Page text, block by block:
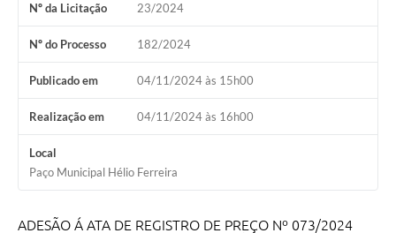
Nº da Licitação 23/2024
Nº do Processo 182/2024
Publicado em 04/11/2024 às 15h00
Realização em 04/11/2024 às 16h00
Local
Paço Municipal Hélio Ferreira
ADESÃO Á ATA DE REGISTRO DE PREÇO Nº 073/2024